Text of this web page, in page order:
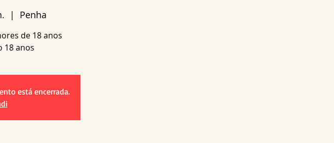
  |
Penha
de 18 anos
está encerrada.